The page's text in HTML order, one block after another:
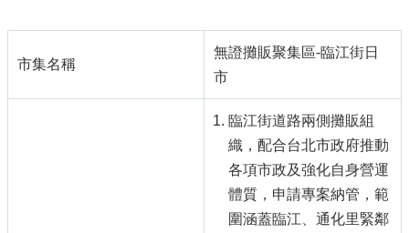
市集名稱
無證攤販聚集區-臨江街日
市
臨江街道路兩側攤販組
織，配合台北市政府推動
各項市政及強化自身營運
體質，申請專案納管，範
圍涵蓋臨江、通化里緊鄰